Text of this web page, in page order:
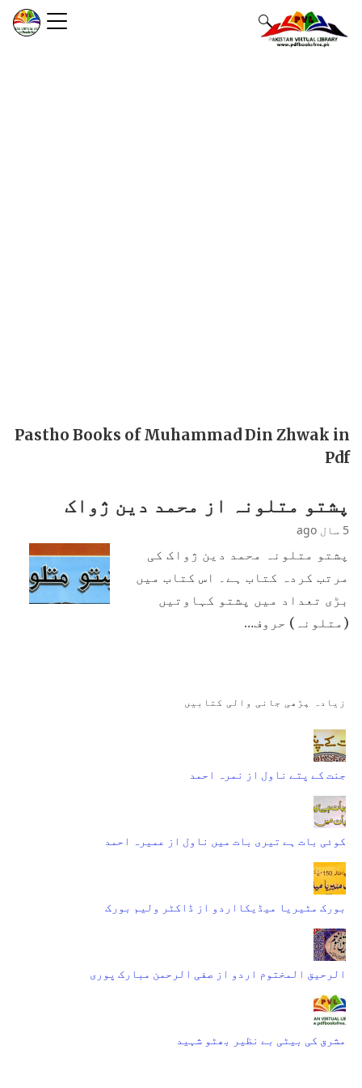
Pastho Books of Muhammad Din Zhwak in
Pdf
پشتو متلونہ از محمد دین ژواک
5 سال ago
پشتو متلونہ محمد دین ژواک کی
مرتب کردہ کتاب ہے۔ اس کتاب میں
بڑی تعداد میں پشتو کہاوتیں
(متلونہ) حروف…
زیادہ پڑھی جانی والی کتابیں
جنت کے پتے ناول از نمرہ احمد
کوئی بات ہے تیری بات میں ناول از عمیرہ احمد
بورک مٹیریا میڈیکااردو از ڈاکٹر ولیم بورک
الرحیق المختوم اردو از صفی الرحمن مبارک پوری
مشرق کی بیٹی بے نظیر بھٹو شہید